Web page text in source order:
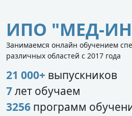
ИПО "МЕД-
Занимаемся онлайн обучением
различных областей с 2017 года
21 000+ выпускников
7лет обучаем
3256 программ